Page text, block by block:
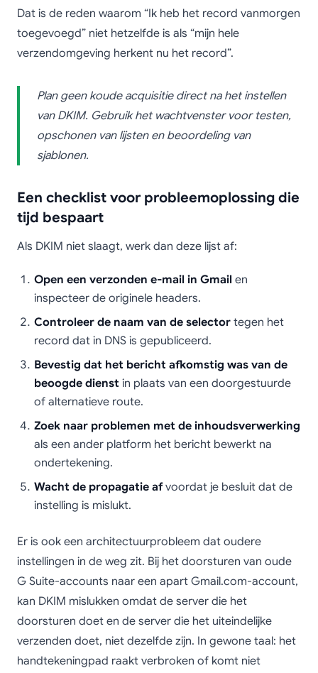
Dat is de reden waarom “Ik heb het record vanmorgen
toegevoegd” niet hetzelfde is als “mijn hele
verzendomgeving herkent nu het record”.
Plan geen koude acquisitie direct na het instellen
van DKIM. Gebruik het wachtvenster voor testen,
opschonen van lijsten en beoordeling van
sjablonen.
Een checklist voor probleemoplossing die
tijd bespaart
Als DKIM niet slaagt, werk dan deze lijst af:
Open een verzonden e-mail in Gmail en
inspecteer de originele headers.
Controleer de naam van de selector tegen het
record dat in DNS is gepubliceerd.
Bevestig dat het bericht afkomstig was van de
beoogde dienst in plaats van een doorgestuurde
of alternatieve route.
Zoek naar problemen met de inhoudsverwerking
als een ander platform het bericht bewerkt na
ondertekening.
Wacht de propagatie afvoordat je besluit dat de
instelling is mislukt.
Er is ook een architectuurprobleem dat oudere
instellingen in de weg zit. Bij het doorsturen van oude
G Suite-accounts naar een apart Gmail.com-account,
kan DKIM mislukken omdat de server die het
doorsturen doet en de server die het uiteindelijke
verzenden doet, niet dezelfde zijn. In gewone taal: het
handtekeningpad raakt verbroken of komt niet